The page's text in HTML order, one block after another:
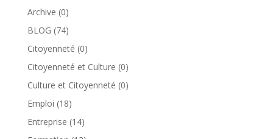
Archive (0)
BLOG (74)
Citoyenneté (0)
Citoyenneté et Culture (0)
Culture et Citoyenneté (0)
Emploi (18)
Entreprise (14)